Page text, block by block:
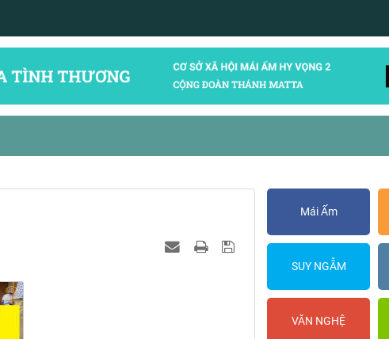
Mái Ấm
SUY NGẪM
VĂN NGHỆ